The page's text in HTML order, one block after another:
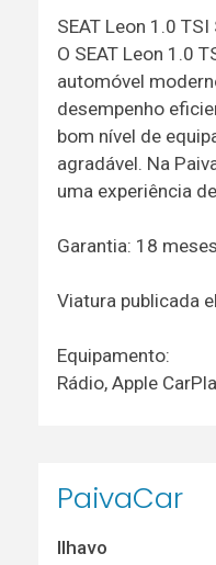
SEAT Leon 1.0 TSI
O SEAT Leon 1.0
automóvel
desempenho
bom nível de
agradável. Na
uma experiência
Garantia: 18
Viatura publicada
Equipamento:
Rádio, Apple
PaivaCar
Ilhavo